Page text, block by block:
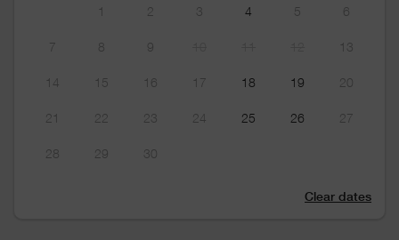
1 2 3 4 5 6
7 8 9 13
14 15 16 17 18 19 20
21 22 23 24 25 26 27
28 29 30
Clear dates